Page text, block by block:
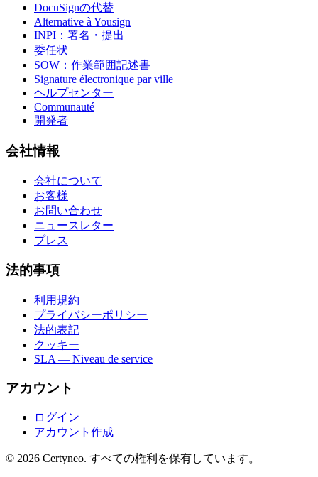
DocuSignの代替
Alternative à Yousign
INPI：署名・提出
委任状
SOW：作業範囲記述書
Signature électronique par ville
ヘルプセンター
Communauté
開発者
会社情報
会社について
お客様
お問い合わせ
ニュースレター
プレス
法的事項
利用規約
プライバシーポリシー
法的表記
クッキー
SLA — Niveau de service
アカウント
ログイン
アカウント作成
© 2026 Certyneo. すべての権利を保有しています。